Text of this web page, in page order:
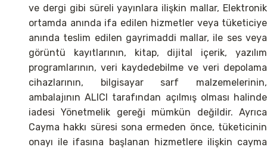
ve dergi gibi süreli yayınlara ilişkin mallar, Elektronik
ortamda anında ifa edilen hizmetler veya tüketiciye
anında teslim edilen gayrimaddi mallar, ile ses veya
görüntü kayıtlarının, kitap, dijital içerik, yazılım
programlarının, veri kaydedebilme ve veri depolama
cihazlarının, bilgisayar sarf malzemelerinin,
ambalajının ALICI tarafından açılmış olması halinde
iadesi Yönetmelik gereği mümkün değildir. Ayrıca
Cayma hakkı süresi sona ermeden önce, tüketicinin
onayı ile ifasına başlanan hizmetlere ilişkin cayma